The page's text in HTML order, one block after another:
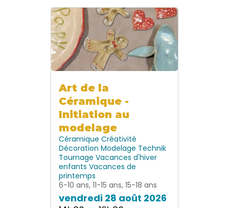
Art de la
Céramique -
Initiation au
modelage
Céramique Créativité
Décoration Modelage Technik
Tournage Vacances d'hiver
enfants Vacances de
printemps
6-10 ans, 11-15 ans, 15-18 ans
vendredi 28 août 2026